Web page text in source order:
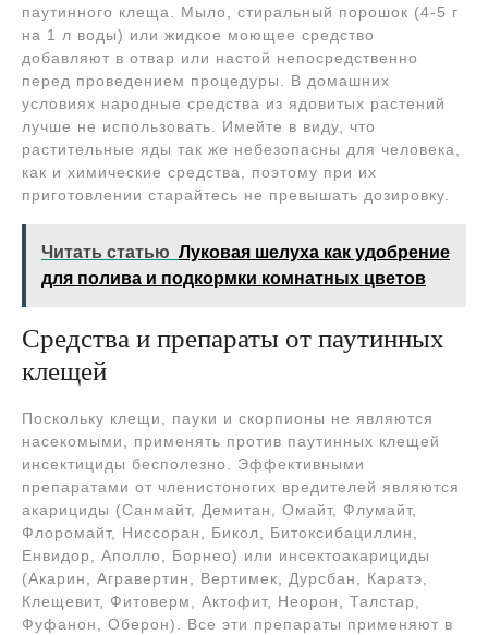
паутинного клеща. Мыло, стиральный порошок (4-5 г
на 1 л воды) или жидкое моющее средство
добавляют в отвар или настой непосредственно
перед проведением процедуры. В домашних
условиях народные средства из ядовитых растений
лучше не использовать. Имейте в виду, что
растительные яды так же небезопасны для человека,
как и химические средства, поэтому при их
приготовлении старайтесь не превышать дозировку.
Читать статью Луковая шелуха как удобрение
для полива и подкормки комнатных цветов
Средства и препараты от паутинных
клещей
Поскольку клещи, пауки и скорпионы не являются
насекомыми, применять против паутинных клещей
инсектициды бесполезно. Эффективными
препаратами от членистоногих вредителей являются
акарициды (Санмайт, Демитан, Омайт, Флумайт,
Флоромайт, Ниссоран, Бикол, Битоксибациллин,
Енвидор, Аполло, Борнео) или инсектоакарициды
(Акарин, Агравертин, Вертимек, Дурсбан, Каратэ,
Клещевит, Фитоверм, Актофит, Неорон, Талстар,
Фуфанон, Оберон). Все эти препараты применяют в